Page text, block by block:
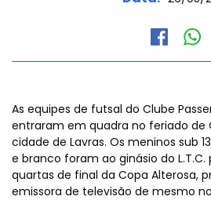
As equipes de futsal do Clube
entraram em quadra no feriado de
cidade de Lavras. Os meninos sub
e branco foram ao ginásio do
quartas de final da Copa Alterosa,
emissora de televisão de mesmo